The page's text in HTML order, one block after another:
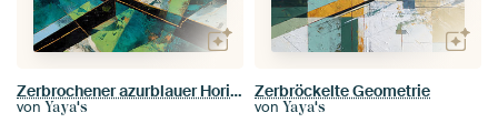
Zerbrochener azurblauer Horizont
von Yaya's
Zerbröckelte Geometrie
von Yaya's